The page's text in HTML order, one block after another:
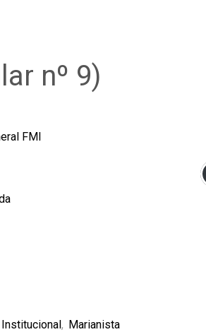
nº 9)
FMI
Institucional, Marianista